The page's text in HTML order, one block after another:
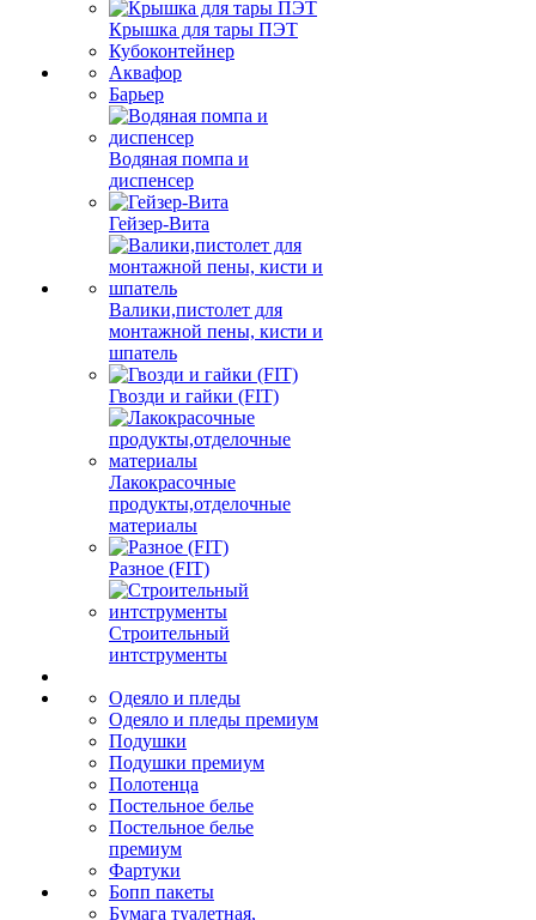
Крышка для тары ПЭТ
Кубоконтейнер
Аквафор
Барьер
Водяная помпа и
диспенсер
Гейзер-Вита
Валики,пистолет для
монтажной пены, кисти и
шпатель
Гвозди и гайки (FIT)
Лакокрасочные
продукты,отделочные
материалы
Разное (FIT)
Строительный
интструменты
Одеяло и пледы
Одеяло и пледы премиум
Подушки
Подушки премиум
Полотенца
Постельное белье
Постельное белье
премиум
Фартуки
Бопп пакеты
Бумага туалетная,